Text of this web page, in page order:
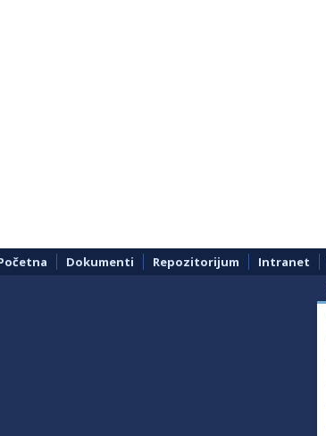
Dokumenti Repozitorijum Intranet